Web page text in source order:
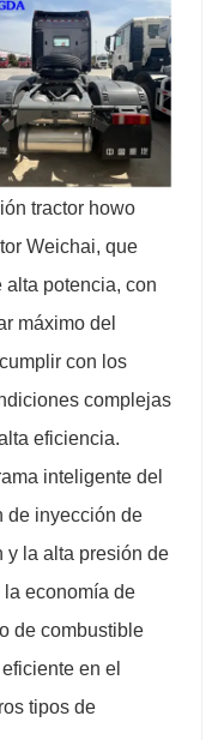
tractor howo
Weichai, que
alta potencia, con
máximo del
con los
complejas
eficiencia.
inteligente del
de inyección de
y la alta presión de
economía de
de combustible
en el
tipos de